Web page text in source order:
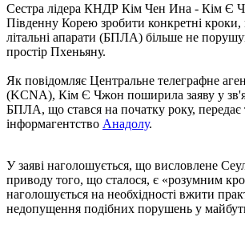
Сестра лідера КНДР Кім Чен Ина - Кім Є
Південну Корею зробити конкретні кроки,
літальні апарати (БПЛА) більше не
простір Пхеньяну.
Як повідомляє Центральне телеграфне
(KCNA), Кім Є Чжон поширила заяву у
БПЛА, що стався на початку року, передає
інформагентство Анадолу.
У заяві наголошується, що висловлене
приводу того, що сталося, є «розумним
наголошується на необхідності вжити
недопущення подібних порушень у